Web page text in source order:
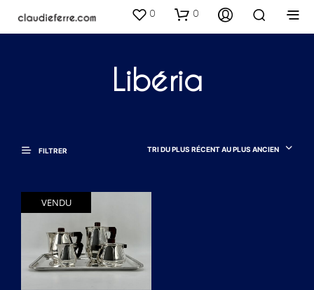
0 0
Libéria
FILTRER TRI DU PLUS RÉCENT AU PLUS ANCIEN
VENDU